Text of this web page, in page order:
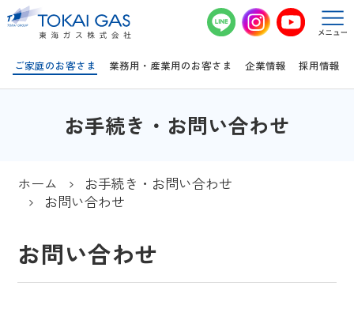
ご家庭のお客さま 業務用・産業用のお客さま 企業情報 採用情報
お手続き・お問い合わせ
ホーム
お手続き・お問い合わせ
お問い合わせ
お問い合わせ